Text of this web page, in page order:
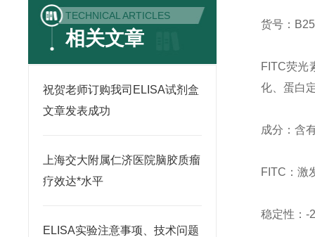
TECHNICAL ARTICLES
相关文章
祝贺老师订购我司ELISA试剂盒
文章发表成功
上海交大附属仁济医院脑胶质瘤
疗效达*水平
ELISA实验注意事项、技术问题
货号：
FITC荧光
化、蛋白
成分：含
FITC：激
稳定性：-